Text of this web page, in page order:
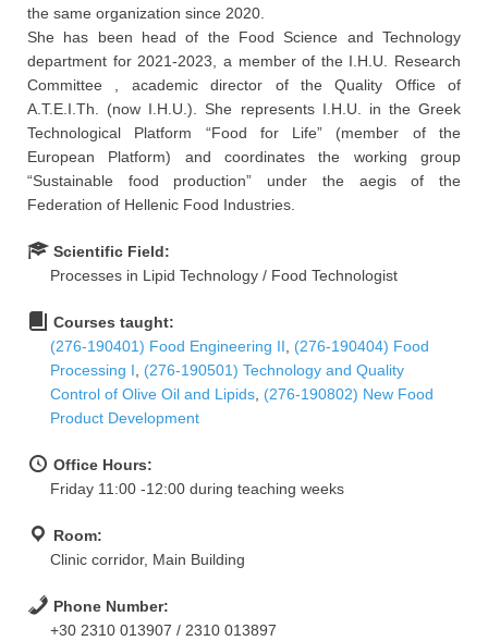
the same organization since 2020.
She has been head of the Food Science and Technology
department for 2021-2023, a member of the I.H.U. Research
Committee , academic director of the Quality Office of
A.T.E.I.Th. (now I.H.U.). She represents I.H.U. in the Greek
Technological Platform “Food for Life” (member of the
European Platform) and coordinates the working group
“Sustainable food production” under the aegis of the
Federation of Hellenic Food Industries.
Scientific Field:
Processes in Lipid Technology / Food Technologist
Courses taught:
(276-190401) Food Engineering II, (276-190404) Food
Processing I, (276-190501) Technology and Quality
Control of Olive Oil and Lipids, (276-190802) New Food
Product Development
Office Hours:
Friday 11:00 -12:00 during teaching weeks
Room:
Clinic corridor, Main Building
Phone Number:
+30 2310 013907 / 2310 013897